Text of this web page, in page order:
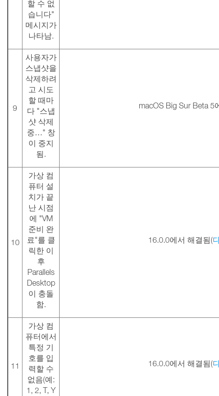
할 수 없
습니다"
메시지가
나타남.
9
사용자가
스냅샷을
삭제하려
고 시도
할 때마
다 "스냅
샷 삭제
중…" 창
이 중지
됨.
macOS Big Sur Beta 5
10
가상 컴
퓨터 설
치가 끝
난 시점
에 "VM
준비 완
료"를 클
릭한 이
후
Parallels
Desktop
이 충돌
함.
16.0.0에서 해결됨(
11
가상 컴
퓨터에서
특정 기
호를 입
력할 수
없음(예:
1, 2, T, Y
16.0.0에서 해결됨(